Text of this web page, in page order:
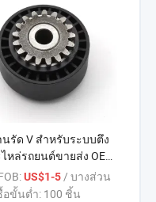
รัด V สำหรับระบบตึง
หล่รถยนต์ขายส่ง OEM
8201008780
8200136224
US$1-5 / บางส่วน
อขั้นต่ำ: 100 ชิ้น